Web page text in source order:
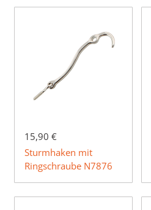
15,90 €
Sturmhaken mit
Ringschraube N7876